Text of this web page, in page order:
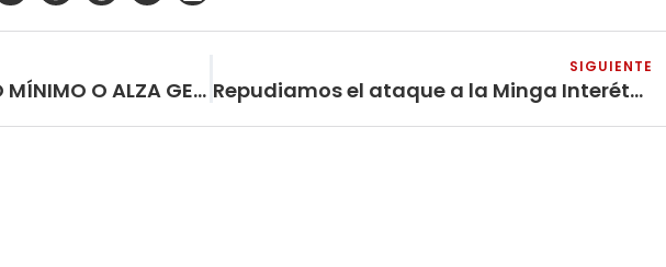
¿AUMENTO DEL SALARIO MÍNIMO O ALZA GENERAL DE SALARIOS?
SIGUIENTE
Repudiamos el ataque a la Minga Interétnica realizada en el municipio de Pie de Pató